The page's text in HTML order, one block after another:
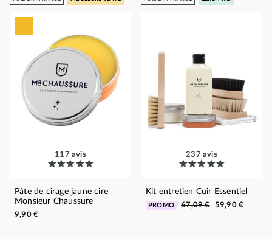
117 avis
Pâte de cirage jaune cire
Monsieur Chaussure
9,90 €
237 avis
Kit entretien Cuir Essentiel
PROMO 67,09 € 59,90 €